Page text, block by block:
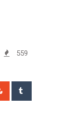
559
StumbleUpon